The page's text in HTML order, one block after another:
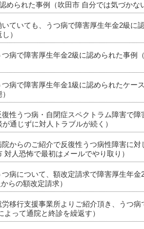
められた事例（吹田市 自分では気づかな
いていても、うつ病で障害厚生年金2級に
）
つ病で障害厚生年金2級に認められた事例
つ病で障害厚生年金1級に認められたケー
復性うつ病・自閉症スペクトラム障害で
通じずに対人トラブルが続く）
院からのご紹介で反復性うつ病性障害に
対人恐怖で最初はメールでやり取り）
つ病について、額改定請求で障害厚生年
らの額改定請求）
労移行支援事業所よりご紹介頂き、うつ
よって通院と終診を繰返す）